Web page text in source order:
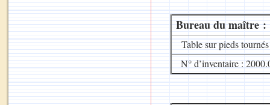
Bureau du maître :
Table sur pieds tournés
N° d’inventaire :